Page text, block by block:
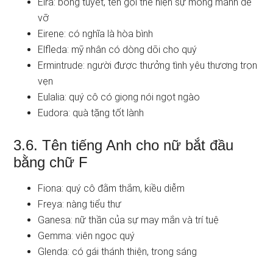
vỡ
Eirene: có nghĩa là hòa bình
Elfleda: mỹ nhân có dòng dõi cho quý
Ermintrude: người được thưởng tình yêu thương trọn
vẹn
Eulalia: quý cô có giọng nói ngọt ngào
Eudora: quà tặng tốt lành
3.6. Tên tiếng Anh cho nữ bắt đầu
bằng chữ F
Fiona: quý cô đằm thắm, kiều diễm
Freya: nàng tiểu thư
Ganesa: nữ thần của sự may mắn và trí tuệ
Gemma: viên ngọc quý
Glenda: có gái thánh thiện, trong sáng